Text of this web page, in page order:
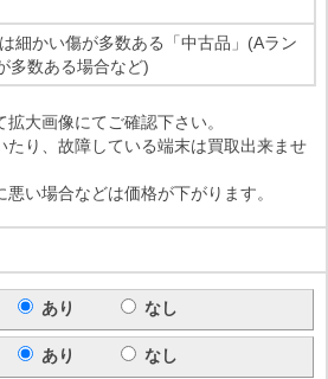
細かい傷が多数ある「中古品」(Aラン
多数ある場合など)
大画像にてご確認下さい。
り、故障している端末は買取出来ませ
い場合などは価格が下がります。
あり なし
あり なし